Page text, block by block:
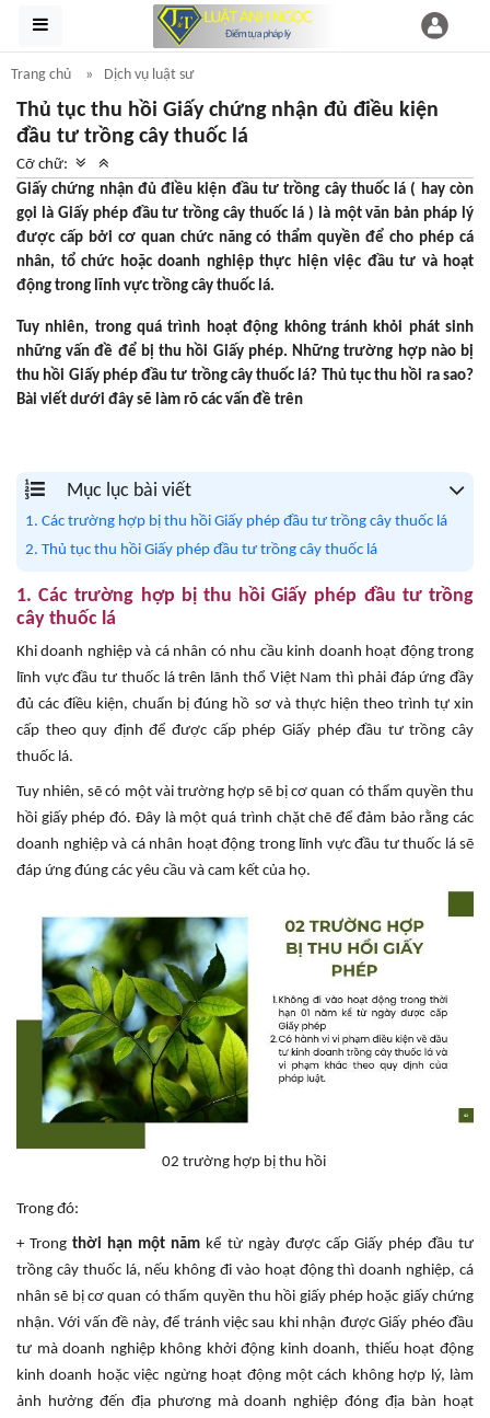
Trang chủ Dịch vụ luật sư
Thủ tục thu hồi Giấy chứng nhận đủ điều kiện
đầu tư trồng cây thuốc lá
Cỡ chữ:
Giấy chứng nhận đủ điều kiện đầu tư trồng cây thuốc lá ( hay còn
gọi là Giấy phép đầu tư trồng cây thuốc lá ) là một văn bản pháp lý
được cấp bởi cơ quan chức năng có thẩm quyền để cho phép cá
nhân, tổ chức hoặc doanh nghiệp thực hiện việc đầu tư và hoạt
động trong lĩnh vực trồng cây thuốc lá.
Tuy nhiên, trong quá trình hoạt động không tránh khỏi phát sinh
những vấn đề để bị thu hồi Giấy phép. Những trường hợp nào bị
thu hồi Giấy phép đầu tư trồng cây thuốc lá? Thủ tục thu hồi ra sao?
Bài viết dưới đây sẽ làm rõ các vấn đề trên
Mục lục bài viết
1. Các trường hợp bị thu hồi Giấy phép đầu tư trồng cây thuốc lá
2. Thủ tục thu hồi Giấy phép đầu tư trồng cây thuốc lá
1. Các trường hợp bị thu hồi Giấy phép đầu tư trồng
cây thuốc lá
Khi doanh nghiệp và cá nhân có nhu cầu kinh doanh hoạt động trong
lĩnh vực đầu tư thuốc lá trên lãnh thổ Việt Nam thì phải đáp ứng đầy
đủ các điều kiện, chuẩn bị đúng hồ sơ và thực hiện theo trình tự xin
cấp theo quy định để được cấp phép Giấy phép đầu tư trồng cây
thuốc lá.
Tuy nhiên, sẽ có một vài trường hợp sẽ bị cơ quan có thẩm quyền thu
hồi giấy phép đó. Đây là một quá trình chặt chẽ để đảm bảo rằng các
doanh nghiệp và cá nhân hoạt động trong lĩnh vực đầu tư thuốc lá sẽ
đáp ứng đúng các yêu cầu và cam kết của họ.
02 trường hợp bị thu hồi
Trong đó:
+ Trongthời hạn một năm kể từ ngày được cấp Giấy phép đầu tư
trồng cây thuốc lá, nếu không đi vào hoạt động thì doanh nghiệp, cá
nhân sẽ bị cơ quan có thẩm quyền thu hồi giấy phép hoặc giấy chứng
nhận. Với vấn đề này, để tránh việc sau khi nhận được Giấy phéo đầu
tư mà doanh nghiệp không khởi động kinh doanh, thiếu hoạt động
kinh doanh hoặc việc ngừng hoạt động một cách không hợp lý, làm
ảnh hưởng đến địa phương mà doanh nghiệp đóng địa bàn hoạt